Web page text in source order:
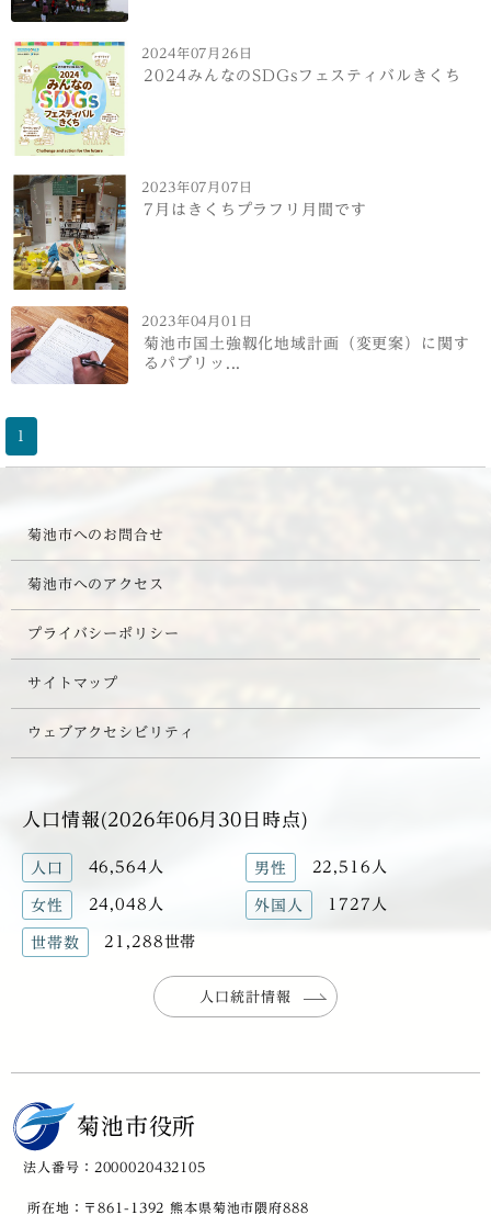
2024年07月26日
2024みんなのSDGsフェスティバルきくち
2023年07月07日
7月はきくちプラフリ月間です
2023年04月01日
菊池市国土強靱化地域計画（変更案）に関す
るパブリッ...
1
菊池市へのお問合せ
菊池市へのアクセス
プライバシーポリシー
サイトマップ
ウェブアクセシビリティ
人口情報(2026年06月30日時点)
人口 46,564人 男性 22,516人
女性 24,048人 外国人 1727人
世帯数 21,288世帯
人口統計情報
菊池市役所
法人番号：2000020432105
所在地：〒861-1392 熊本県菊池市隈府888